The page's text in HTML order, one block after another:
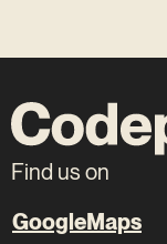
Find us on
GoogleMaps